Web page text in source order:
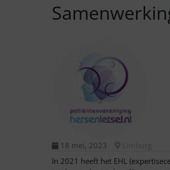
18 mei, 2023
In 2021 heeft het EHL